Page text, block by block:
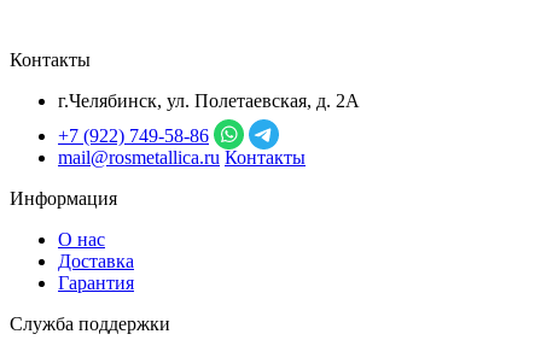
Контакты
г.Челябинск, ул. Полетаевская, д. 2А
+7 (922) 749‑58‑86
mail@rosmetallica.ru Контакты
Информация
О нас
Доставка
Гарантия
Служба поддержки